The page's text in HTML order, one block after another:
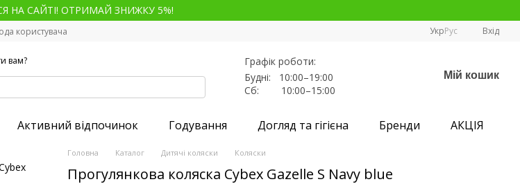
НА САЙТІ! ОТРИМАЙ ЗНИЖКУ 5%!
користувача УкрРус Вхід
вам?
Графік роботи:
Будні: 10:00–19:00
Сб: 10:00–15:00
Мій кошик
Активний відпочинок Годування Догляд та гігієна Бренди АКЦІЯ
Головна Каталог Дитячі коляски Коляски
Прогулянкова коляска Cybex Gazelle S Navy blue